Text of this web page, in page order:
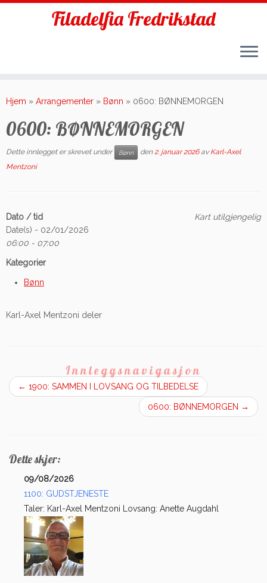
to
Filadelfia Fredrikstad
Hjem » Arrangementer » Bønn » 0600: BØNNEMORGEN
0600: BØNNEMORGEN
Dette innlegget er skrevet under Bønn den2. januar 2026 avKarl-Axel
Mentzoni
Kart utilgjengelig
Dato / tid
Date(s) - 02/01/2026
06:00 - 07:00
Kategorier
Bønn
Karl-Axel Mentzoni deler
Innleggsnavigasjon
← 1900: SAMMEN I LOVSANG OG TILBEDELSE
0600: BØNNEMORGEN →
Dette skjer:
09/08/2026
1100: GUDSTJENESTE
Taler: Karl-Axel Mentzoni Lovsang: Anette Augdahl